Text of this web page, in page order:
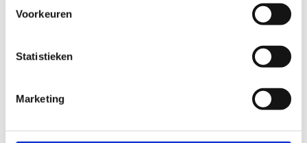
Voorkeuren
Statistieken
Marketing